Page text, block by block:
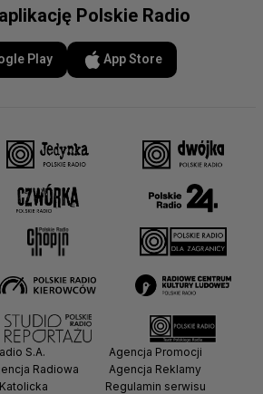
Polskie Radio
Play App Store
S.A.
Radiowa
Agencja Promocji
Agencja Reklamy
Regulamin serwisu